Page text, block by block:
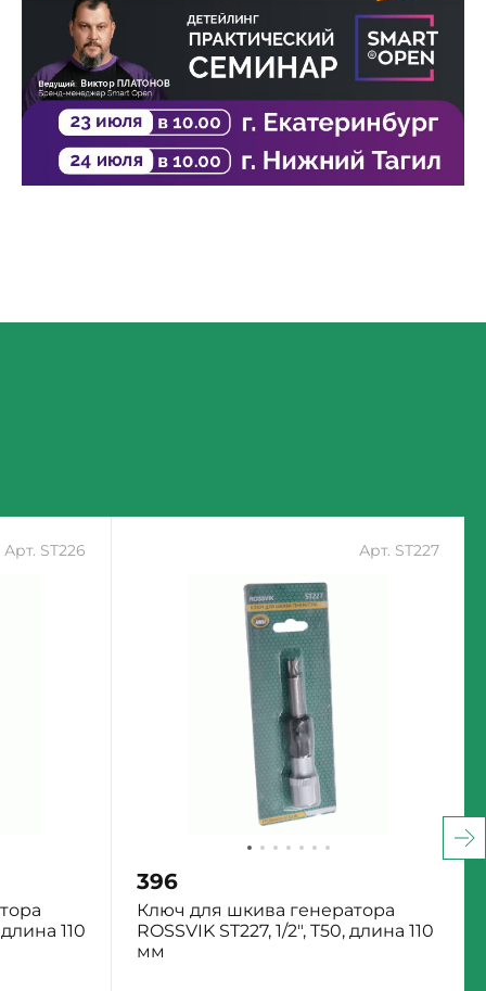
Арт. ST226
110
Арт. ST227
396
Ключ для шкива генератора
ROSSVIK ST227, 1/2", T50, длина 110
мм